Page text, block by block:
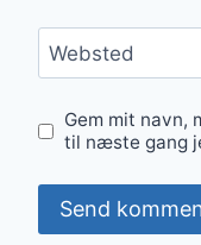
Websted
Gem mit navn,
til næste gang